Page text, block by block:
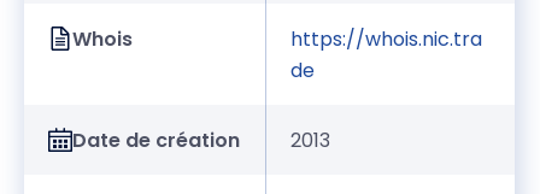
Whois
https://whois.nic.tra
de
Date de création 2013